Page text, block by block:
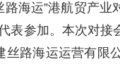
海运”港航贸产
表参加。本次对
丝路海运运营有